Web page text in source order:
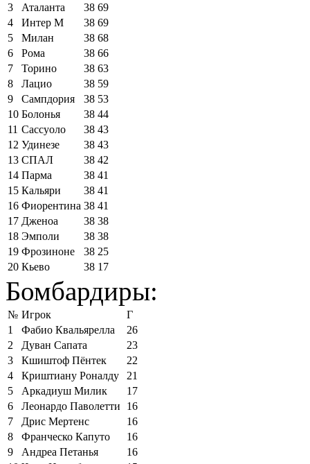
3
Аталанта 38 69
4
Интер М 38 69
5
Милан 38 68
6
Рома 38 66
7
Торино 38 63
8
Лацио 38 59
9
Сампдория 38 53
10 Болонья 38 44
11 Сассуоло 38 43
12 Удинезе 38 43
13 СПАЛ 38 42
14 Парма 38 41
15 Кальяри 38 41
16 Фиорентина 38 41
17 Дженоа 38 38
18 Эмполи 38 38
19 Фрозиноне 38 25
20 Кьево 38 17
Бомбардиры:
№ Игрок
Г
1
Фабио Квальярелла
26
2
Дуван Сапата
23
3
Кшиштоф Пёнтек
22
4
Криштиану Роналду
21
5
Аркадиуш Милик
17
6
Леонардо Паволетти
16
7
Дрис Мертенс
16
8
Франческо Капуто
16
9
Андреа Петанья
16